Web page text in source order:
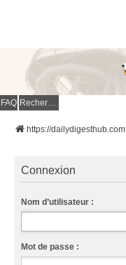
FAQ Rechercher
https://dailydigesthub.com
Connexion
Nom d’utilisateur :
Mot de passe :